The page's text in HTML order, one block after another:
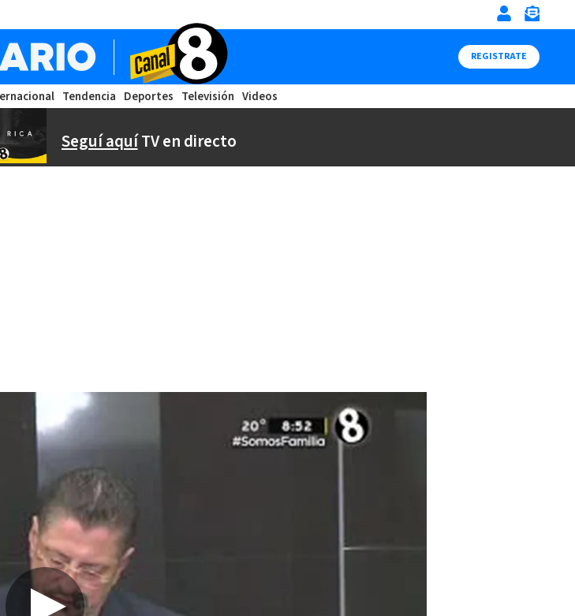
REGISTRATE
Tendencia Deportes Televisión Videos
Seguí aquíTV en directo